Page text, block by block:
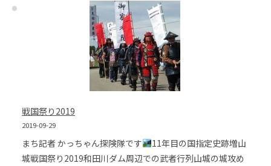
戦国祭り2019
2019-09-29
まち記者 かっちゃん探険隊です
11年目の国指定史跡増山
城戦国祭り2019和田川ダム周辺での武者行列山城の城攻め